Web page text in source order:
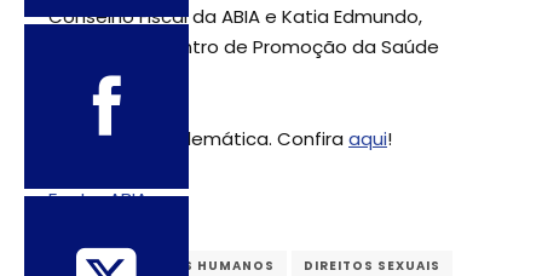
Conselho Fiscal da ABIA e Katia Edmundo,
diretora do Centro de Promoção da Saúde
(CEDAPS).
A noite foi emblemática. Confira aqui!
Fonte: ABIA
ABIA DIREITOS HUMANOS
DIREITOS SEXUAIS